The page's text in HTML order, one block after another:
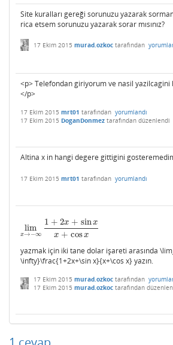
Site kuralları gereği sorunuzu yazarak
rica etsem sorunuzu yazarak sorar mısınız?
17 Ekim 2015 murad.ozkoc tarafından
<p> Telefondan giriyorum ve nasil
</p>
17 Ekim 2015 mrt01 tarafından yorumlandı
17 Ekim 2015 DoganDonmez tarafından düzenlendi
Altina x in hangi degere gittigini
17 Ekim 2015 mrt01 tarafından yorumlandı
lim
x→−∞
1 + 2x + sinx
x + cosx
limx→ −∞1+2x+sinxx+cos
yazmak için iki tane dolar işareti arasında
\infty}\frac{1+2x+\sin x}{x+\cos x} yazın.
17 Ekim 2015 murad.ozkoc tarafından
17 Ekim 2015 murad.ozkoc tarafından